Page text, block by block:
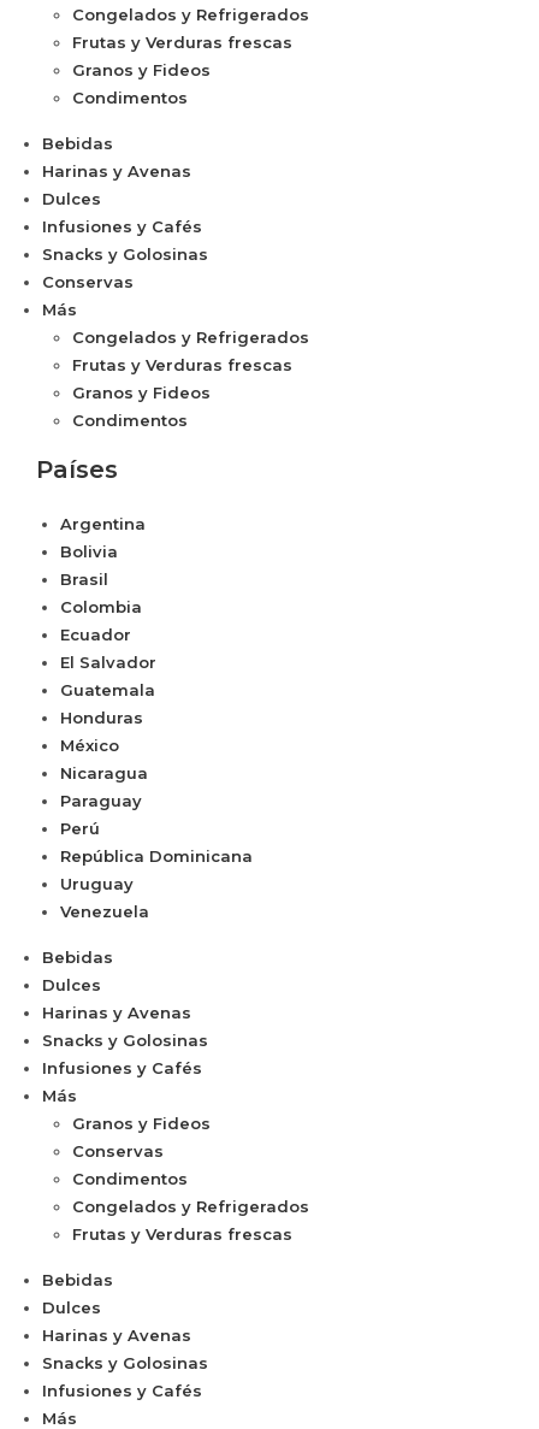
Congelados y Refrigerados
Frutas y Verduras frescas
Granos y Fideos
Condimentos
Bebidas
Harinas y Avenas
Dulces
Infusiones y Cafés
Snacks y Golosinas
Conservas
Más
Congelados y Refrigerados
Frutas y Verduras frescas
Granos y Fideos
Condimentos
Países
Argentina
Bolivia
Brasil
Colombia
Ecuador
El Salvador
Guatemala
Honduras
México
Nicaragua
Paraguay
Perú
República Dominicana
Uruguay
Venezuela
Bebidas
Dulces
Harinas y Avenas
Snacks y Golosinas
Infusiones y Cafés
Más
Granos y Fideos
Conservas
Condimentos
Congelados y Refrigerados
Frutas y Verduras frescas
Bebidas
Dulces
Harinas y Avenas
Snacks y Golosinas
Infusiones y Cafés
Más